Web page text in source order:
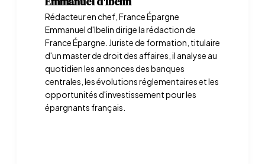
Rédacteur en chef, France Épargne
Emmanuel d'Ibelin dirige la rédaction de
France Épargne. Juriste de formation, titulaire
d'un master de droit des affaires, il analyse au
quotidien les annonces des banques
centrales, les évolutions réglementaires et les
opportunités d'investissement pour les
épargnants français.